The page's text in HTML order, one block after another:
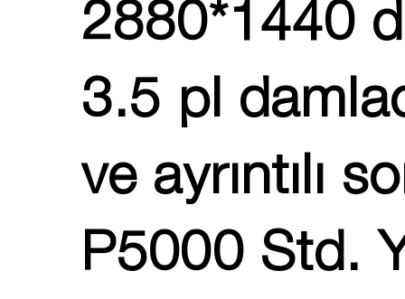
2880*1440
3.5 pl
ve ayrıntılı
P5000 Std.